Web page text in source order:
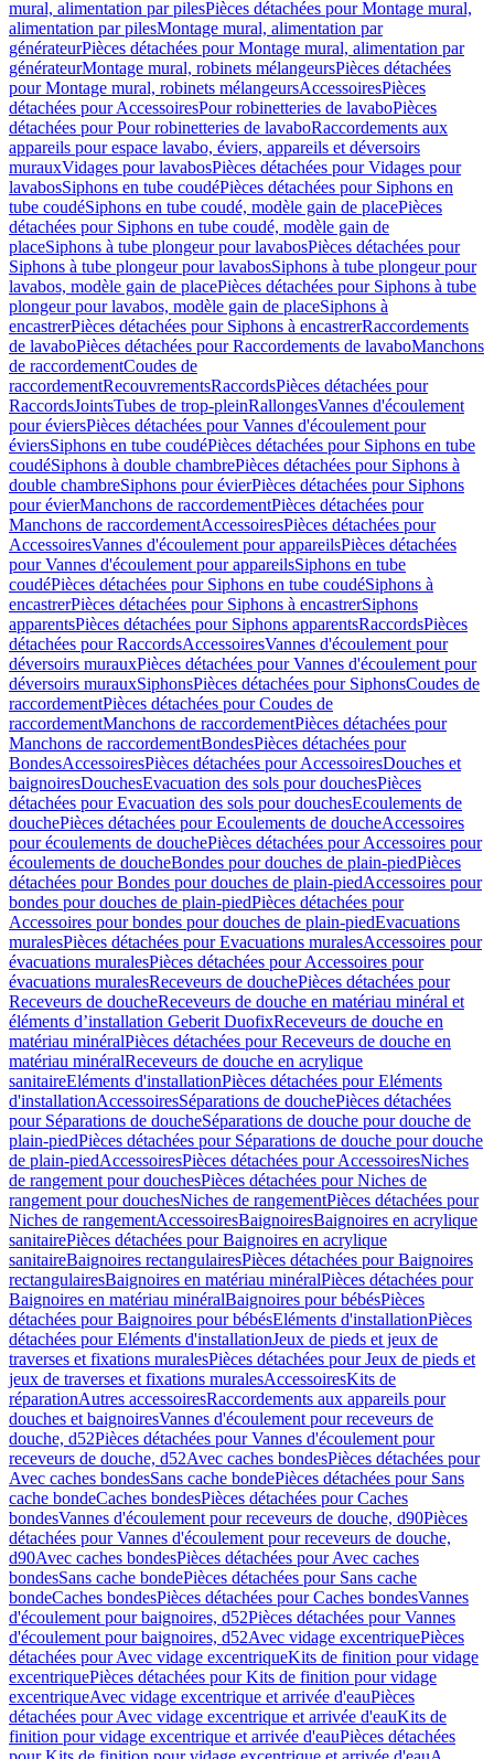
mural, alimentation par pilesPièces détachées pour Montage mural,
alimentation par pilesMontage mural, alimentation par
générateurPièces détachées pour Montage mural, alimentation par
générateurMontage mural, robinets mélangeursPièces détachées
pour Montage mural, robinets mélangeursAccessoiresPièces
détachées pour AccessoiresPour robinetteries de lavaboPièces
détachées pour Pour robinetteries de lavaboRaccordements aux
appareils pour espace lavabo, éviers, appareils et déversoirs
murauxVidages pour lavabosPièces détachées pour Vidages pour
lavabosSiphons en tube coudéPièces détachées pour Siphons en
tube coudéSiphons en tube coudé, modèle gain de placePièces
détachées pour Siphons en tube coudé, modèle gain de
placeSiphons à tube plongeur pour lavabosPièces détachées pour
Siphons à tube plongeur pour lavabosSiphons à tube plongeur pour
lavabos, modèle gain de placePièces détachées pour Siphons à tube
plongeur pour lavabos, modèle gain de placeSiphons à
encastrerPièces détachées pour Siphons à encastrerRaccordements
de lavaboPièces détachées pour Raccordements de lavaboManchons
de raccordementCoudes de
raccordementRecouvrementsRaccordsPièces détachées pour
RaccordsJointsTubes de trop-pleinRallongesVannes d'écoulement
pour éviersPièces détachées pour Vannes d'écoulement pour
éviersSiphons en tube coudéPièces détachées pour Siphons en tube
coudéSiphons à double chambrePièces détachées pour Siphons à
double chambreSiphons pour évierPièces détachées pour Siphons
pour évierManchons de raccordementPièces détachées pour
Manchons de raccordementAccessoiresPièces détachées pour
AccessoiresVannes d'écoulement pour appareilsPièces détachées
pour Vannes d'écoulement pour appareilsSiphons en tube
coudéPièces détachées pour Siphons en tube coudéSiphons à
encastrerPièces détachées pour Siphons à encastrerSiphons
apparentsPièces détachées pour Siphons apparentsRaccordsPièces
détachées pour RaccordsAccessoiresVannes d'écoulement pour
déversoirs murauxPièces détachées pour Vannes d'écoulement pour
déversoirs murauxSiphonsPièces détachées pour SiphonsCoudes de
raccordementPièces détachées pour Coudes de
raccordementManchons de raccordementPièces détachées pour
Manchons de raccordementBondesPièces détachées pour
BondesAccessoiresPièces détachées pour AccessoiresDouches et
baignoiresDouchesEvacuation des sols pour douchesPièces
détachées pour Evacuation des sols pour douchesEcoulements de
douchePièces détachées pour Ecoulements de doucheAccessoires
pour écoulements de douchePièces détachées pour Accessoires pour
écoulements de doucheBondes pour douches de plain-piedPièces
détachées pour Bondes pour douches de plain-piedAccessoires pour
bondes pour douches de plain-piedPièces détachées pour
Accessoires pour bondes pour douches de plain-piedEvacuations
muralesPièces détachées pour Evacuations muralesAccessoires pour
évacuations muralesPièces détachées pour Accessoires pour
évacuations muralesReceveurs de douchePièces détachées pour
Receveurs de doucheReceveurs de douche en matériau minéral et
éléments d’installation Geberit DuofixReceveurs de douche en
matériau minéralPièces détachées pour Receveurs de douche en
matériau minéralReceveurs de douche en acrylique
sanitaireEléments d'installationPièces détachées pour Eléments
d'installationAccessoiresSéparations de douchePièces détachées
pour Séparations de doucheSéparations de douche pour douche de
plain-piedPièces détachées pour Séparations de douche pour douche
de plain-piedAccessoiresPièces détachées pour AccessoiresNiches
de rangement pour douchesPièces détachées pour Niches de
rangement pour douchesNiches de rangementPièces détachées pour
Niches de rangementAccessoiresBaignoiresBaignoires en acrylique
sanitairePièces détachées pour Baignoires en acrylique
sanitaireBaignoires rectangulairesPièces détachées pour Baignoires
rectangulairesBaignoires en matériau minéralPièces détachées pour
Baignoires en matériau minéralBaignoires pour bébésPièces
détachées pour Baignoires pour bébésEléments d'installationPièces
détachées pour Eléments d'installationJeux de pieds et jeux de
traverses et fixations muralesPièces détachées pour Jeux de pieds et
jeux de traverses et fixations muralesAccessoiresKits de
réparationAutres accessoiresRaccordements aux appareils pour
douches et baignoiresVannes d'écoulement pour receveurs de
douche, d52Pièces détachées pour Vannes d'écoulement pour
receveurs de douche, d52Avec caches bondesPièces détachées pour
Avec caches bondesSans cache bondePièces détachées pour Sans
cache bondeCaches bondesPièces détachées pour Caches
bondesVannes d'écoulement pour receveurs de douche, d90Pièces
détachées pour Vannes d'écoulement pour receveurs de douche,
d90Avec caches bondesPièces détachées pour Avec caches
bondesSans cache bondePièces détachées pour Sans cache
bondeCaches bondesPièces détachées pour Caches bondesVannes
d'écoulement pour baignoires, d52Pièces détachées pour Vannes
d'écoulement pour baignoires, d52Avec vidage excentriquePièces
détachées pour Avec vidage excentriqueKits de finition pour vidage
excentriquePièces détachées pour Kits de finition pour vidage
excentriqueAvec vidage excentrique et arrivée d'eauPièces
détachées pour Avec vidage excentrique et arrivée d'eauKits de
finition pour vidage excentrique et arrivée d'eauPièces détachées